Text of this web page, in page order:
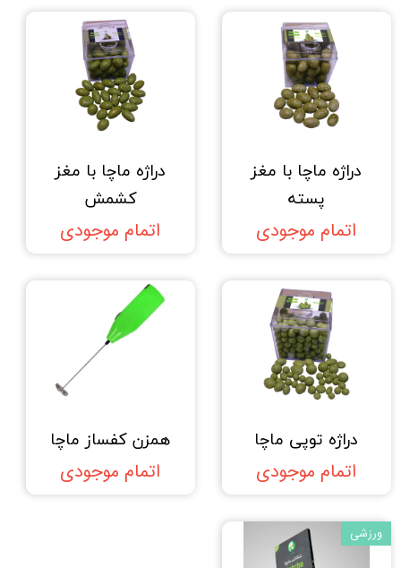
دراژه ماچا با مغز
پسته
اتمام موجودی
دراژه ماچا با مغز
کشمش
اتمام موجودی
دراژه توپی ماچا
اتمام موجودی
همزن کفساز ماچا
اتمام موجودی
ورزشی